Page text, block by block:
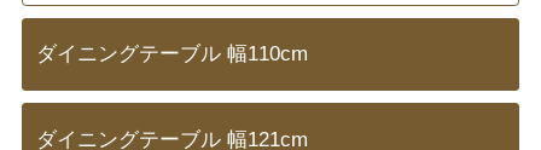
ダイニングテーブル 幅110cm
ダイニングテーブル 幅121cm